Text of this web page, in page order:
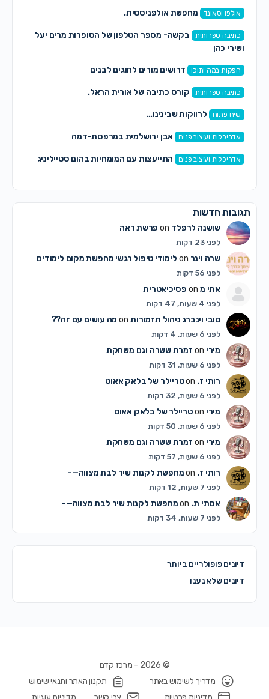
אולפן וסאונד מחפשת אולפניסטית.
כתיבה ספרותית
בקשה- מספר הטלפון של הסופרות מרים יעל
ושירי כהן
הפקות במה ותוכן דרושים מורים לחוגים לבנים
כתיבה ספרותית קורס כתיבה של אורית הראל.
שיח פתוח לרווקות שבינינו…
אדריכלות ועיצוב פנים אבן ירושלמית במרפסת-דמה
אדריכלות ועיצוב פנים התייעצות עם המומחיות בהום סטייליניג
תגובות חדשות
שושנה לרפלדon פרשת ראה
לפני 23 דקות
שרה וינרon לימודי טיפול רגשי מחפשת מקום לימודים
לפני 56 דקות
אתי מon פסיכיאטרית
לפני 4 שעות, 47 דקות
טובי וינברג ניהול תזמורותon מה עושים עם זה??
לפני 6 שעות, 4 דקות
מיריon זמרת ששרה וגם משחקת
לפני 6 שעות, 31 דקות
רותי ז.on טריילר של בלאק אאוט
לפני 6 שעות, 32 דקות
מיריon טריילר של בלאק אאוט
לפני 6 שעות, 50 דקות
מיריon זמרת ששרה וגם משחקת
לפני 6 שעות, 57 דקות
רותי ז.on מחפשת לקנות שיר לבת מצווה—–
לפני 7 שעות, 12 דקות
אסתי ת.on מחפשת לקנות שיר לבת מצווה—–
לפני 7 שעות, 34 דקות
דיונים פופולריים ביותר
דיונים שלא נענו
© 2026 - מרכז קדם
מדריך לשימוש באתר
תקנון האתר ותנאי שימוש